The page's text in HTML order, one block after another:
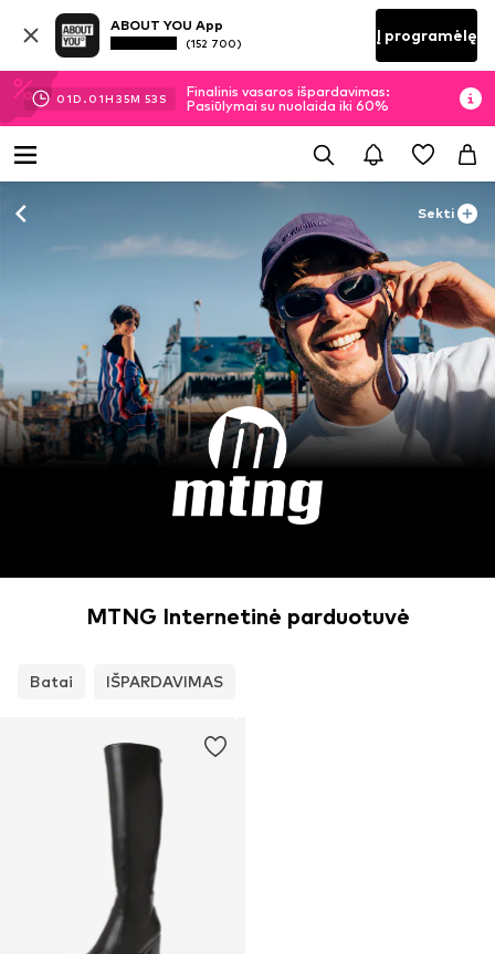
ABOUT YOU App
(152 700) Į programėlę
01D. 01H 35M 53 S
Finalinis vasaros išpardavimas:
Pasiūlymai su nuolaida iki 60%
Sekti
MTNG Internetinė parduotuvė
Batai IŠPARDAVIMAS